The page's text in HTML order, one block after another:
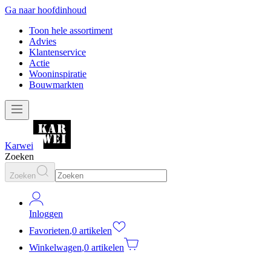
Ga naar hoofdinhoud
Toon hele assortiment
Advies
Klantenservice
Actie
Wooninspiratie
Bouwmarkten
Karwei
Zoeken
Zoeken
Inloggen
Favorieten,0 artikelen
Winkelwagen,0 artikelen